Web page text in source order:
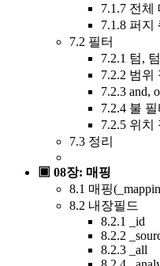
7.1.7 전체
7.1.8 퍼지
7.2 필터
7.2.1 텀,
7.2.2 범위
7.2.3 and,
7.2.4 불 필
7.2.5 위치
7.3 정리
▣ 08장: 매핑
8.1 매핑
8.2 내장필드
8.2.1 _id
8.2.2
8.2.3 _all